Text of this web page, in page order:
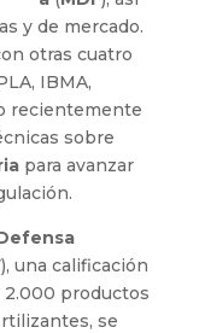
y de mercado.
otras cuatro
IBMA,
recientemente
sobre
para avanzar
), una calificación
2.000 productos
se